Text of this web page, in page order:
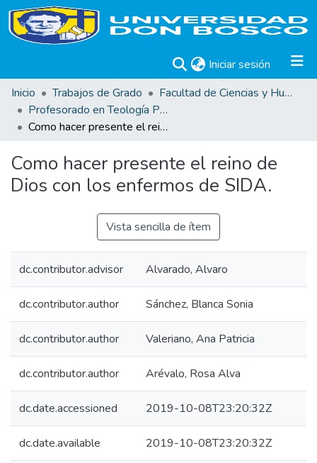
Iniciar sesión (current)
Inicio
Trabajos de Grado
Facultad de Ciencias y Humanidades
Profesorado en Teología Pastoral
Como hacer presente el reino de Dios con los enfermos de SIDA.
Como hacer presente el reino de
Dios con los enfermos de SIDA.
Vista sencilla de ítem
dc.contributor.advisor Alvarado, Alvaro
dc.contributor.author Sánchez, Blanca Sonia
dc.contributor.author Valeriano, Ana Patricia
dc.contributor.author Arévalo, Rosa Alva
dc.date.accessioned 2019-10-08T23:20:32Z
dc.date.available 2019-10-08T23:20:32Z